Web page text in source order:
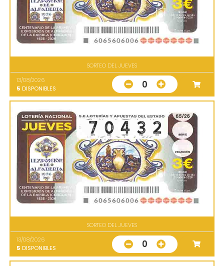
SORTEO DEL JUEVES
13/08/2026
5 DISPONIBLES 0
SORTEO DEL JUEVES
13/08/2026
5 DISPONIBLES 0